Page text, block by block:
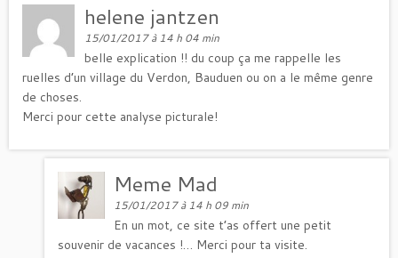
helene jantzen
15/01/2017 à 14 h 04 min
belle explication !! du coup ça me rappelle les
ruelles d’un village du Verdon, Bauduen ou on a le même genre
de choses.
Merci pour cette analyse picturale!
Meme Mad
15/01/2017 à 14 h 09 min
En un mot, ce site t’as offert une petit
souvenir de vacances !… Merci pour ta visite.